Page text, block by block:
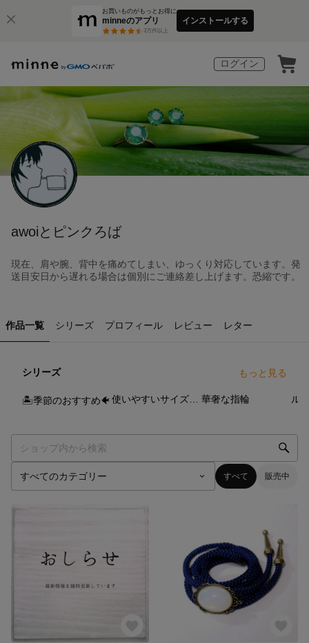
お買いものがもっとお得に
minneのアプリ
3万件以上
インストールする
ログイン
awoiとピンクろば
現在、肩や腕、背中を痛めてしまい、ゆっくり対応しています。発
送目安日から遅れる場合は個別にご連絡差し上げます。恐縮です。
作品一覧 シリーズ プロフィール レビュー レター
シリーズ もっと見る
🏝季節のおすすめ🐠 華奢な指輪 ル
すべて 販売中